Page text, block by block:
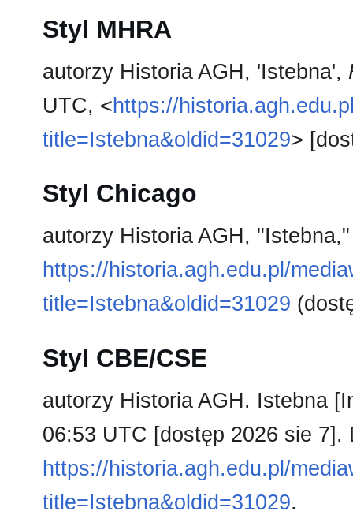
Styl MHRA
autorzy Historia AGH, 'Istebna',
UTC, <https://
title=Istebna&oldid=31029>
Styl Chicago
autorzy Historia AGH,
https://historia.agh.edu.pl/
title=Istebna&oldid=31029
Styl CBE/CSE
autorzy Historia AGH. Istebna
06:53 UTC [dostęp 2026 sie
https://historia.agh.edu.pl/
title=Istebna&oldid=31029.